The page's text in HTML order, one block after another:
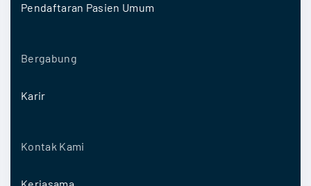
Pendaftaran Pasien Umum
Bergabung
Karir
Kontak Kami